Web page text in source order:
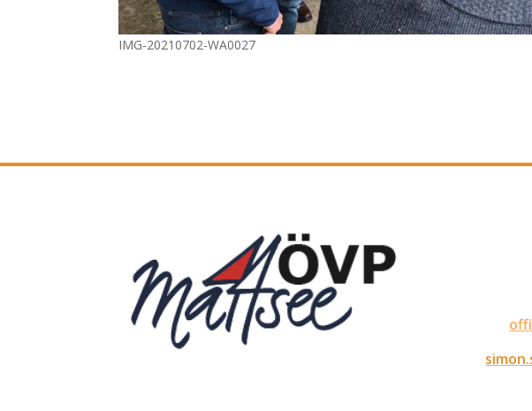
IMG-20210702-WA0027